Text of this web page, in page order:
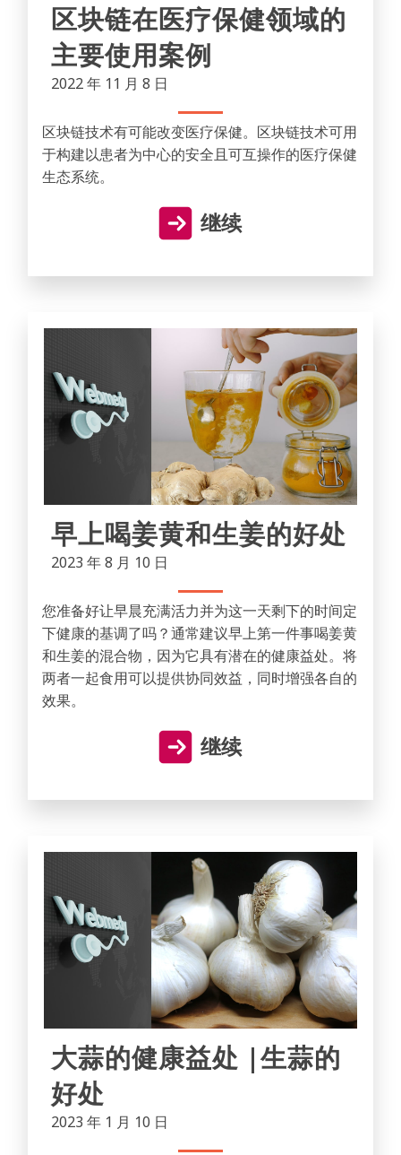
区块链在医疗保健领域的
主要使用案例
2022 年 11 月 8 日
区块链技术有可能改变医疗保健。区块链技术可用
于构建以患者为中心的安全且可互操作的医疗保健
生态系统。
继续
早上喝姜黄和生姜的好处
2023 年 8 月 10 日
您准备好让早晨充满活力并为这一天剩下的时间定
下健康的基调了吗？通常建议早上第一件事喝姜黄
和生姜的混合物，因为它具有潜在的健康益处。将
两者一起食用可以提供协同效益，同时增强各自的
效果。
继续
大蒜的健康益处 |生蒜的
好处
2023 年 1 月 10 日